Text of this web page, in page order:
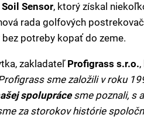
Soil Sensor, ktorý získal
rada golfových
potreby kopať do zeme.
zakladateľProfigrass s.r.o.
sme založili v roku
spoluprácesme poznali, s
za storokov histórie